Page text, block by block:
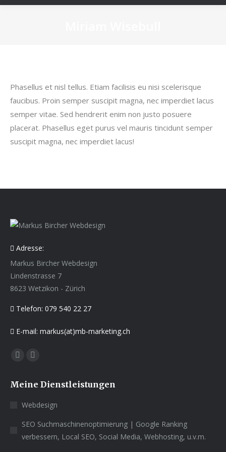
Phasellus et nisl tellus. Etiam facilisis eu nisi scelerisque
faucibus. Proin semper suscipit magna, nec imperdiet lacus
semper vitae. Sed hendrerit enim non justo posuere
placerat. Phasellus eget purus vel mauris tincidunt semper
suscipit magna, nec imperdiet lacus!
Adresse:
Markus Bircher Webdesign
Lindenstrasse 7
8623 Wetzikon - Zürich
Telefon: 079 540 22 27
E-mail: markus(at)mb-marketing.ch
Finden Sie uns auf:
Facebook
opens
window
YouTube
opens
in
window
Meine Dienstleistungen
Webdesign
SEO Suchmaschinenoptimierung | Google Ranking
verbessern, Local SEO, Social Media, Webhosting, u.v.m.